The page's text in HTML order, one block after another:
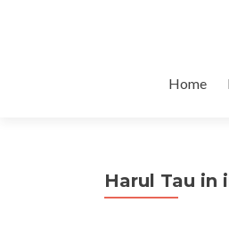
Home
Harul Tau in